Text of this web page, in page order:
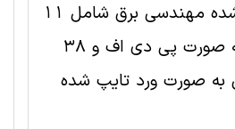
این مقاله ترجمه شده مهندسی برق شامل 11
صفحه انگلیسی به صورت پی دی اف و 38
صورت ورد تایپ شده